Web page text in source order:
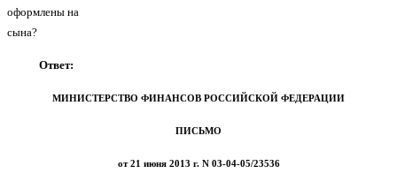
оформлены на
сына?
Ответ:
МИНИСТЕРСТВО ФИНАНСОВ РОССИЙСКОЙ ФЕДЕРАЦИИ
ПИСЬМО
от 21 июня 2013 г. N 03-04-05/23536